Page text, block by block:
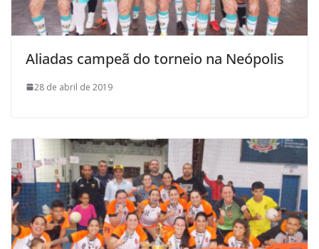
Aliadas campeã do torneio na Neópolis
28 de abril de 2019